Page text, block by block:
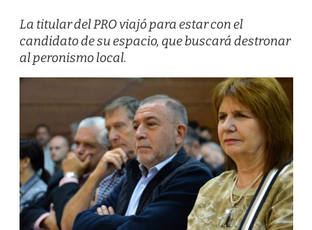
La titular del PRO viajó para estar con el
candidato de su espacio, que buscará destronar
al peronismo local.